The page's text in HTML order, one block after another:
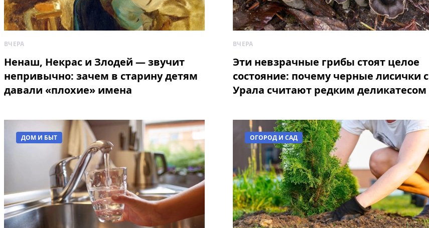
ВЧЕРА
Ненаш, Некрас и Злодей — звучит
непривычно: зачем в старину детям
давали «плохие» имена
ВЧЕРА
Эти невзрачные грибы стоят целое
состояние: почему черные лисички с
Урала считают редким деликатесом
ДОМ И БЫТ ОГОРОД И САД